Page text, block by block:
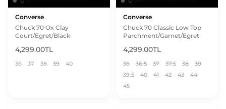
Converse
Chuck 70 Ox Clay
Court/Egret/Black
4,299.00TL
36 37 38 39 40
Converse
Chuck 70 Classic Low Top
Parchment/Garnet/Egret
4,299.00TL
36 36.5 37 37.5 38
39
39.5
40 41 42 43
44
45